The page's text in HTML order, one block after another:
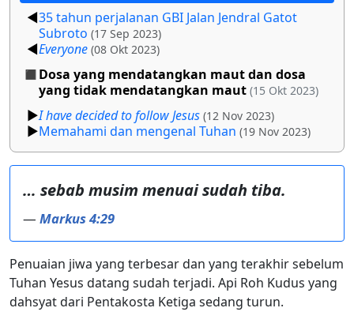
35 tahun perjalanan GBI Jalan Jendral Gatot
Subroto (17 Sep 2023)
Everyone (08 Okt 2023)
Dosa yang mendatangkan maut dan dosa
yang tidak mendatangkan maut (15 Okt 2023)
I have decided to follow Jesus (12 Nov 2023)
Memahami dan mengenal Tuhan (19 Nov 2023)
… sebab musim menuai sudah tiba.
— Markus 4:29
Penuaian jiwa yang terbesar dan yang terakhir sebelum
Tuhan Yesus datang sudah terjadi. Api Roh Kudus yang
dahsyat dari Pentakosta Ketiga sedang turun.